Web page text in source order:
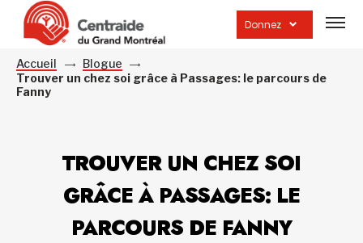
Donnez
la
Accueil
Blogue
Trouver un chez soi grâce à Passages: le parcours de
Fanny
TROUVER UN CHEZ SOI
GRÂCE À PASSAGES: LE
PARCOURS DE FANNY